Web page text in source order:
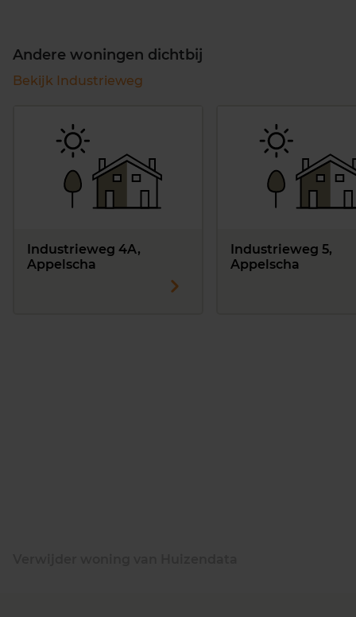
Andere woningen dichtbij
Bekijk Industrieweg
Industrieweg 4A,
Appelscha
Industrieweg 5,
Appelscha